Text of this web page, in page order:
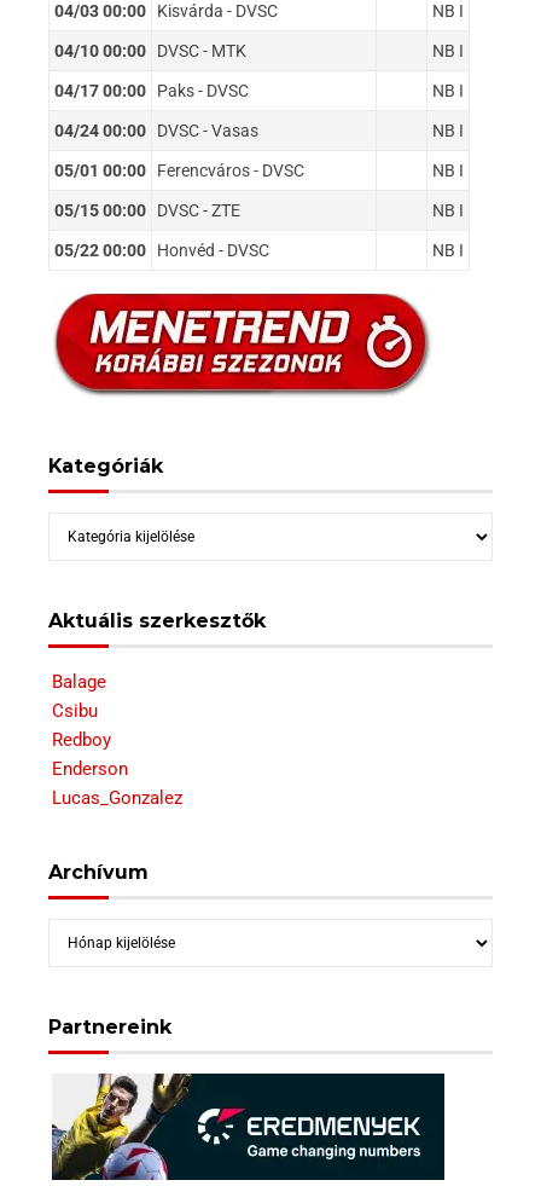
04/03 00:00 Kisvárda - DVSC NB I
04/10 00:00 DVSC - MTK NB I
04/17 00:00 Paks - DVSC NB I
04/24 00:00 DVSC - Vasas NB I
05/01 00:00 Ferencváros - DVSC NB I
05/15 00:00 DVSC - ZTE NB I
05/22 00:00 Honvéd - DVSC NB I
Kategóriák
Kategóriák
Aktuális szerkesztők
Balage
Csibu
Redboy
Enderson
Lucas_Gonzalez
Archívum
Archívum
Partnereink